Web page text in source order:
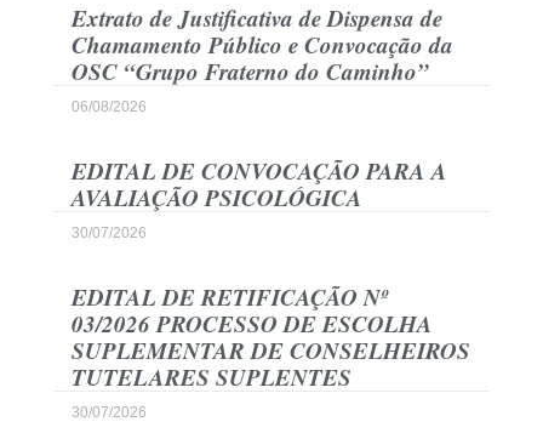
Extrato de Justificativa de Dispensa de
Chamamento Público e Convocação da
OSC “Grupo Fraterno do Caminho”
06/08/2026
EDITAL DE CONVOCAÇÃO PARA A
AVALIAÇÃO PSICOLÓGICA
30/07/2026
EDITAL DE RETIFICAÇÃO Nº
03/2026 PROCESSO DE ESCOLHA
SUPLEMENTAR DE CONSELHEIROS
TUTELARES SUPLENTES
30/07/2026